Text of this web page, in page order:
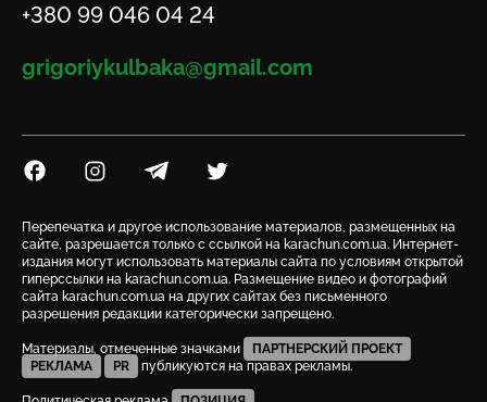
Телефон
+380 99 046 04 24
Email
grigoriykulbaka@gmail.com
Посилання на Facebook
Посилання на Instagram
Посилання на Telegram
Посилання на Twitter
Перепечатка и другое использование материалов, размещенных на
сайте, разрешается только с ссылкой на karachun.com.ua. Интернет-
издания могут использовать материалы сайта по условиям открытой
гиперссылки на karachun.com.ua. Размещение видео и фотографий
сайта karachun.com.ua на других сайтах без письменного
разрешения редакции категорически запрещено.
Материалы, отмеченные значками
ПАРТНЕРСКИЙ ПРОЕКТ
РЕКЛАМА
PR публикуются на правах рекламы.